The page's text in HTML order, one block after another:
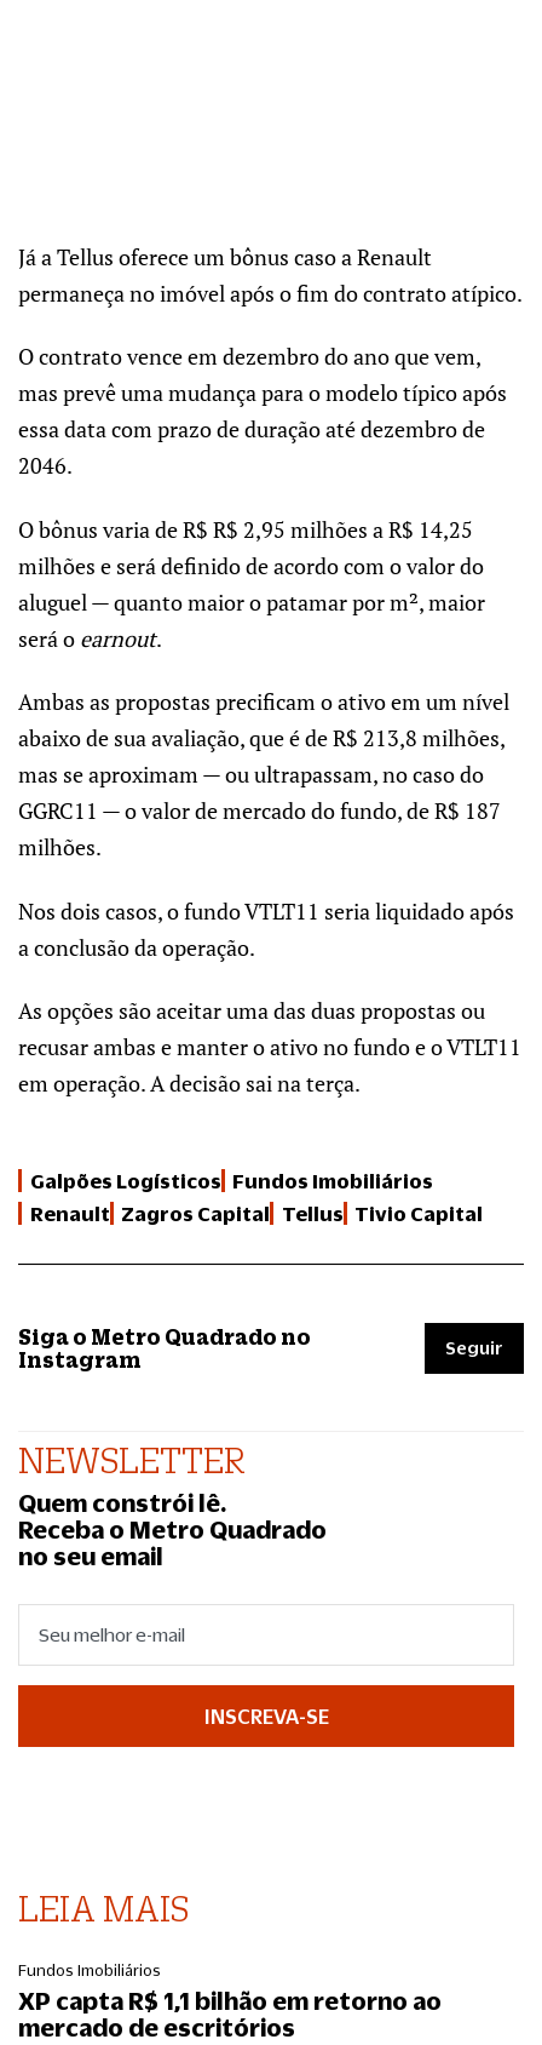
Já a Tellus oferece um bônus caso a Renault
permaneça no imóvel após o fim do contrato atípico.
O contrato vence em dezembro do ano que vem,
mas prevê uma mudança para o modelo típico após
essa data com prazo de duração até dezembro de
2046.
O bônus varia de R$ R$ 2,95 milhões a R$ 14,25
milhões e será definido de acordo com o valor do
aluguel — quanto maior o patamar por m², maior
será o earnout.
Ambas as propostas precificam o ativo em um nível
abaixo de sua avaliação, que é de R$ 213,8 milhões,
mas se aproximam — ou ultrapassam, no caso do
GGRC11 — o valor de mercado do fundo, de R$ 187
milhões.
Nos dois casos, o fundo VTLT11 seria liquidado após
a conclusão da operação.
As opções são aceitar uma das duas propostas ou
recusar ambas e manter o ativo no fundo e o VTLT11
em operação. A decisão sai na terça.
Galpões Logísticos Fundos Imobiliários
Renault Zagros Capital Tellus Tivio Capital
Siga o Metro Quadrado no
Instagram
Seguir
NEWSLETTER
Quem constrói lê.
Receba o Metro Quadrado
no seu email
INSCREVA-SE
LEIA MAIS
Fundos Imobiliários
XP capta R$ 1,1 bilhão em retorno ao
mercado de escritórios